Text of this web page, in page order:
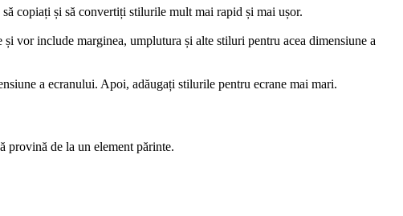
copiați și să convertiți stilurile mult mai rapid și mai ușor.
vor include marginea, umplutura și alte stiluri pentru acea dimensiune a
a ecranului. Apoi, adăugați stilurile pentru ecrane mai mari.
provină de la un element părinte.